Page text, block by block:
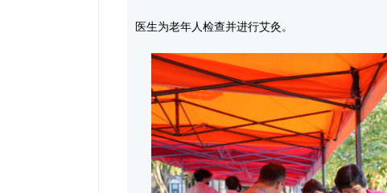
医生为老年人检查并进行艾灸。